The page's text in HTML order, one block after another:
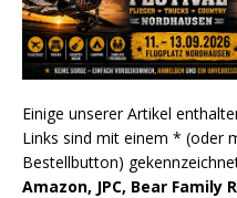
Einige unserer Artikel
Links sind mit einem * (oder
Bestellbutton)
Amazon, JPC, Bear Family